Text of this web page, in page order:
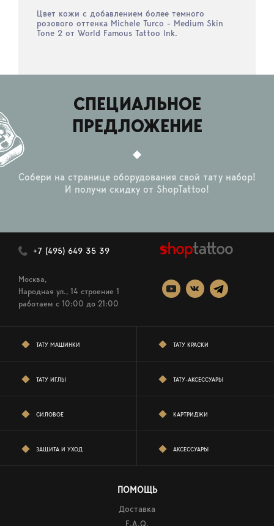
Цвет кожи с добавлением более темного
розового оттенка Michele Turco - Medium Skin
Tone 2 от World Famous Tattoo Ink.
СПЕЦИАЛЬНОЕ
ПРЕДЛОЖЕНИЕ
Собери на странице оборудования свой тату набор!
И получи скидку от ShopTattoo!
+7 (495) 649 35 39
Москва,
Народная ул., 14 строение 1
работаем c 10:00 до 21:00
ТАТУ МАШИНКИ ТАТУ КРАСКИ
ТАТУ ИГЛЫ ТАТУ-АКСЕССУАРЫ
СИЛОВОЕ КАРТРИДЖИ
ЗАЩИТА И УХОД АКСЕССУАРЫ
ПОМОЩЬ
Доставка
F.A.Q.